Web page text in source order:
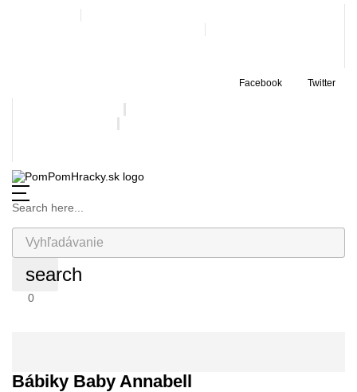
Facebook Twitter
Search here...
search
0
Bábiky Baby Annabell